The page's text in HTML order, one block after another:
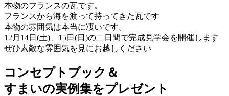
本物のフランスの瓦です。
フランスから海を渡って持ってきた瓦です
本物の雰囲気は本当に凄いです。
12月14日(土)、15日(日)の二日間で完成見学会を開催します
ぜひ素敵な雰囲気を見にお越しください
コンセプトブック＆
すまいの実例集をプレゼント